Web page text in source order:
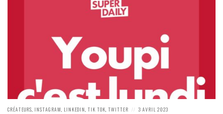
POSTED
CRÉATEURS, INSTAGRAM, LINKEDIN,TIK TOK,TWITTER
POSTED
3 AVRIL 2023